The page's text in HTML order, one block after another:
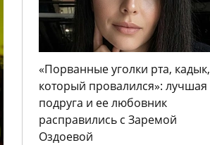
«Порванные уголки рта, кадык,
который провалился»: лучшая
подруга и ее любовник
расправились с Заремой
Оздоевой